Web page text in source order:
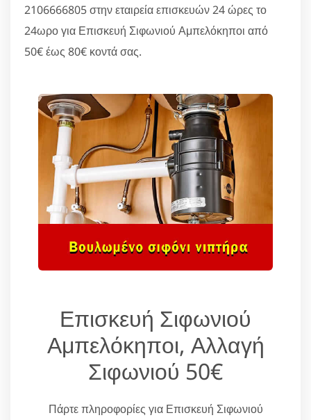
2106666805 στην εταιρεία επισκευών 24 ώρες το
24ωρο για Επισκευή Σιφωνιού Αμπελόκηποι από
50€ έως 80€ κοντά σας.
Επισκευή Σιφωνιού
Αμπελόκηποι, Αλλαγή
Σιφωνιού 50€
Πάρτε πληροφορίες για Επισκευή Σιφωνιού